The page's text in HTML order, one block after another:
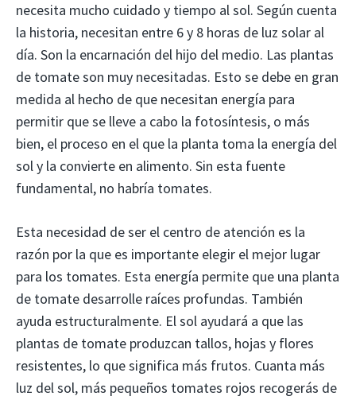
necesita mucho cuidado y tiempo al sol. Según cuenta
la historia, necesitan entre 6 y 8 horas de luz solar al
día. Son la encarnación del hijo del medio. Las plantas
de tomate son muy necesitadas. Esto se debe en gran
medida al hecho de que necesitan energía para
permitir que se lleve a cabo la fotosíntesis, o más
bien, el proceso en el que la planta toma la energía del
sol y la convierte en alimento. Sin esta fuente
fundamental, no habría tomates.
Esta necesidad de ser el centro de atención es la
razón por la que es importante elegir el mejor lugar
para los tomates. Esta energía permite que una planta
de tomate desarrolle raíces profundas. También
ayuda estructuralmente. El sol ayudará a que las
plantas de tomate produzcan tallos, hojas y flores
resistentes, lo que significa más frutos. Cuanta más
luz del sol, más pequeños tomates rojos recogerás de